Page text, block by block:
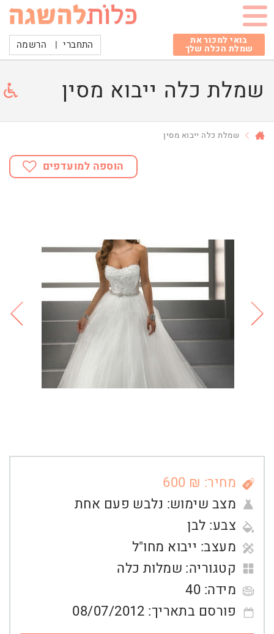
בואי למכור את
שמלת הכלה שלך התחברי | הרשמה
שמלת כלה ייבוא מסין
שמלת כלה ייבוא מסין
הוספה למועדפים
מחיר: ₪ 600
מצב שימוש: נלבש פעם אחת
צבע: לבן
מעצב: ייבוא מחו"ל
קטגוריה: שמלות כלה
מידה: 40
פורסם בתאריך: 08/07/2012